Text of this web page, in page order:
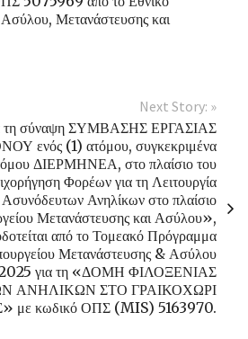
Μετανάστευσης και
Next Story: »
τη σύναψη ΣΥΜΒΑΣΗΣ ΕΡΓΑΣΙΑΣ
ενός (1) ατόμου, συγκεκριμένα
ΔΙΕΡΜΗΝΕΑ, στο πλαίσιο του
Φορέων για τη Λειτουργία
Ανηλίκων στο πλαίσιο
Μετανάστευσης και Ασύλου»,
από το Τομεακό Πρόγραμμα
Μετανάστευσης & Ασύλου
για τη «ΔΟΜΗ ΦΙΛΟΞΕΝΙΑΣ
ΑΝΗΛΙΚΩΝ ΣΤΟ ΓΡΑΙΚΟΧΩΡΙ
κωδικό ΟΠΣ (MIS) 5163970.